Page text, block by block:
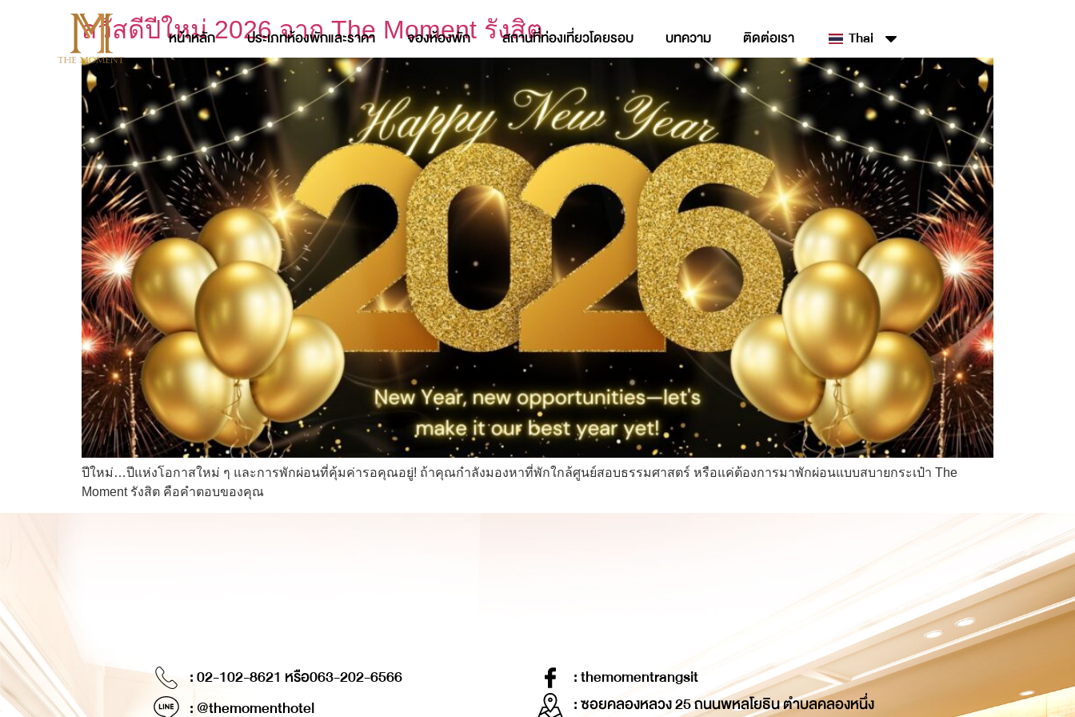
หน้าหลัก ประเภทห้องพักและราคา จองห้องพัก สถานที่ท่องเที่ยวโดยรอบ บทความ ติดต่อเรา Thai
สวัสดีปีใหม่ 2026 จาก The Moment รังสิต
ปีใหม่…ปีแห่งโอกาสใหม่ ๆ และการพักผ่อนที่คุ้มค่ารอคุณอยู่! ถ้าคุณกำลังมองหาที่พักใกล้ศูนย์สอบธรรมศาสตร์ หรือแค่ต้องการมาพักผ่อนแบบสบายกระเป๋า The
Moment รังสิต คือคำตอบของคุณ
: 02-102-8621 หรือ063-202-6566
: @themomenthotel
: themomentrangsit
: ซอยคลองหลวง 25 ถนนพหลโยธิน ตำบลคลองหนึ่ง